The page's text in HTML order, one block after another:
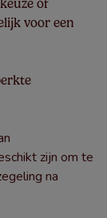
of
voor een
zijn om te
na